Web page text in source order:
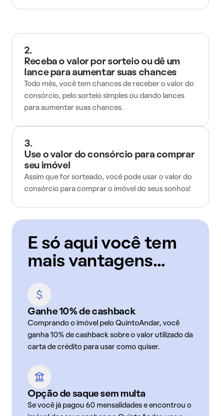
2.
Receba o valor por sorteio ou dê um
lance para aumentar suas chances
Todo mês, você tem chances de receber o valor do
consórcio, pelo sorteio simples ou dando lances
para aumentar suas chances.
3.
Use o valor do consórcio para comprar
seu imóvel
Assim que for sorteado, você pode usar o valor do
consórcio para comprar o imóvel do seus sonhos!
E só aqui você tem
mais vantagens...
Ganhe 10% de cashback
Comprando o imóvel pelo QuintoAndar, você
ganha 10% de cashback sobre o valor utilizado da
carta de crédito para usar como quiser.
Opção de saque sem multa
Se você já pagou 60 mensalidades e encontrou o